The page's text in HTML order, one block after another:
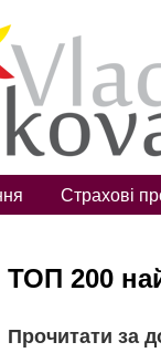
Страхові
ТОП 200
Прочитати за